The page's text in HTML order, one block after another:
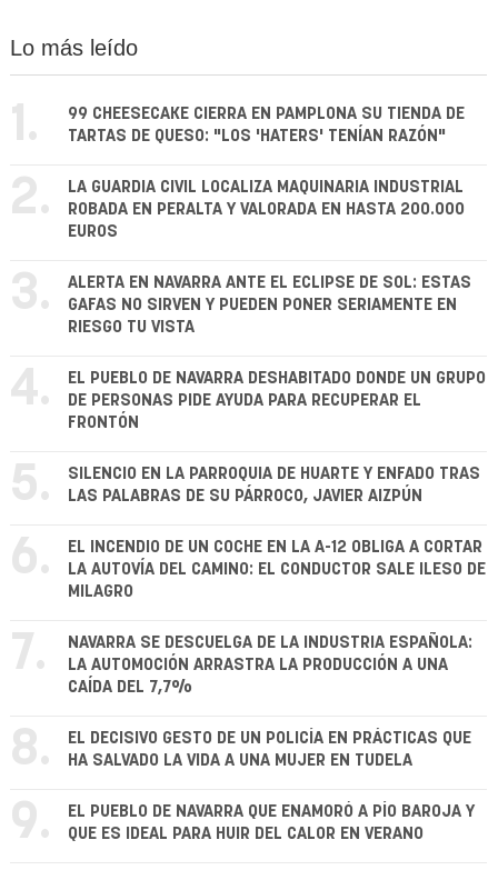
Lo más leído
1.
99 CHEESECAKE CIERRA EN PAMPLONA SU TIENDA DE
TARTAS DE QUESO: "LOS 'HATERS' TENÍAN RAZÓN"
2.
LA GUARDIA CIVIL LOCALIZA MAQUINARIA INDUSTRIAL
ROBADA EN PERALTA Y VALORADA EN HASTA 200.000
EUROS
3.
ALERTA EN NAVARRA ANTE EL ECLIPSE DE SOL: ESTAS
GAFAS NO SIRVEN Y PUEDEN PONER SERIAMENTE EN
RIESGO TU VISTA
4.
EL PUEBLO DE NAVARRA DESHABITADO DONDE UN GRUPO
DE PERSONAS PIDE AYUDA PARA RECUPERAR EL
FRONTÓN
5.
SILENCIO EN LA PARROQUIA DE HUARTE Y ENFADO TRAS
LAS PALABRAS DE SU PÁRROCO, JAVIER AIZPÚN
6.
EL INCENDIO DE UN COCHE EN LA A-12 OBLIGA A CORTAR
LA AUTOVÍA DEL CAMINO: EL CONDUCTOR SALE ILESO DE
MILAGRO
7.
NAVARRA SE DESCUELGA DE LA INDUSTRIA ESPAÑOLA:
LA AUTOMOCIÓN ARRASTRA LA PRODUCCIÓN A UNA
CAÍDA DEL 7,7%
8.
EL DECISIVO GESTO DE UN POLICÍA EN PRÁCTICAS QUE
HA SALVADO LA VIDA A UNA MUJER EN TUDELA
9.
EL PUEBLO DE NAVARRA QUE ENAMORÓ A PÍO BAROJA Y
QUE ES IDEAL PARA HUIR DEL CALOR EN VERANO